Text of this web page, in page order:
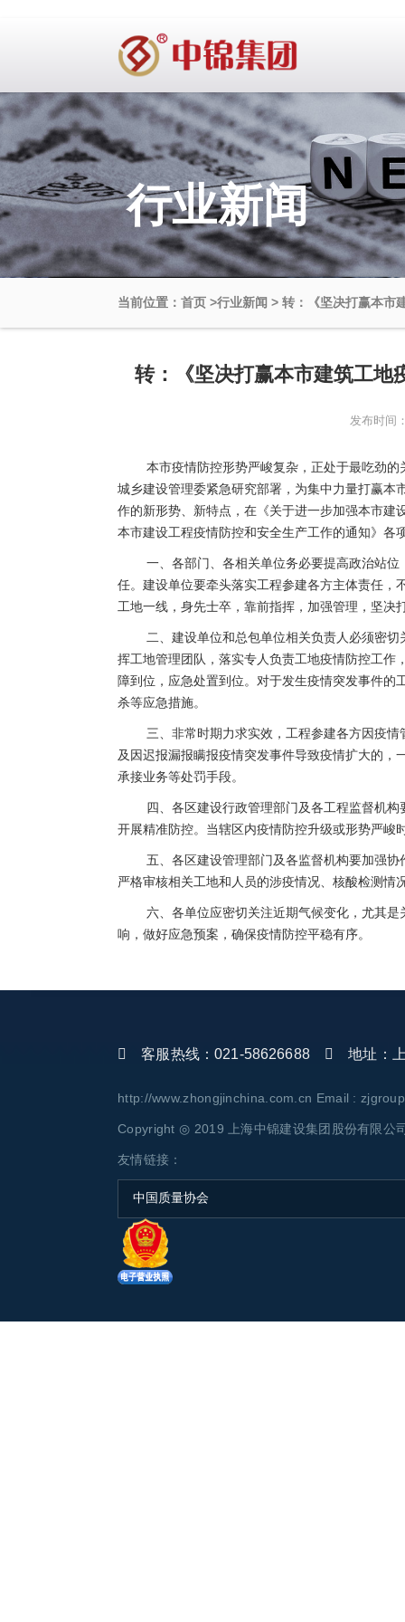
行业新闻
当前位置：首页 >行业新闻 > 转：《坚决打赢本市
转：《坚决打赢本市建筑工地
发布时间
本市疫情防控形势严峻复杂，正处于最吃劲
城乡建设管理委紧急研究部署，为集中力量打赢本
作的新形势、新特点，在《关于进一步加强本市建
本市建设工程疫情防控和安全生产工作的通知》各
一、各部门、各相关单位务必要提高政治站
任。建设单位要牵头落实工程参建各方主体责任，
工地一线，身先士卒，靠前指挥，加强管理，坚决
二、建设单位和总包单位相关负责人必须密
挥工地管理团队，落实专人负责工地疫情防控工作
障到位，应急处置到位。对于发生疫情突发事件
杀等应急措施。
三、非常时期力求实效，工程参建各方因疫
及因迟报漏报瞒报疫情突发事件导致疫情扩大的
承接业务等处罚手段。
四、各区建设行政管理部门及各工程监督机
开展精准防控。当辖区内疫情防控升级或形势严峻
五、各区建设管理部门及各监督机构要加强
严格审核相关工地和人员的涉疫情况、核酸检测
六、各单位应密切关注近期气候变化，尤其
响，做好应急预案，确保疫情防控平稳有序。
客服热线：021-58626688 地址：上
http://www.zhongjinchina.com.cn Email :
Copyright ◎ 2019 上海中锦建设集团股份有限公
友情链接：